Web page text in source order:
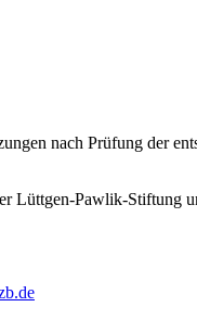
nach Prüfung der
Lüttgen-Pawlik-Stiftung